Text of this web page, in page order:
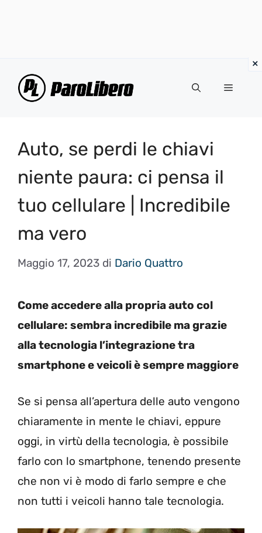
Menu
Auto, se perdi le chiavi
niente paura: ci pensa il
tuo cellulare | Incredibile
ma vero
Maggio 17, 2023 di Dario Quattro
Come accedere alla propria auto col
cellulare: sembra incredibile ma grazie
alla tecnologia l’integrazione tra
smartphone e veicoli è sempre maggiore
Se si pensa all’apertura delle auto vengono
chiaramente in mente le chiavi, eppure
oggi, in virtù della tecnologia, è possibile
farlo con lo smartphone, tenendo presente
che non vi è modo di farlo sempre e che
non tutti i veicoli hanno tale tecnologia.